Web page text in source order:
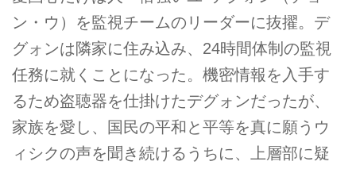
ン・ウ）を監視チームのリーダーに抜擢。デ
グォンは隣家に住み込み、24時間体制の監視
任務に就くことになった。機密情報を入手す
るため盗聴器を仕掛けたデグォンだったが、
家族を愛し、国民の平和と平等を真に願うウ
ィシクの声を聞き続けるうちに、上層部に疑